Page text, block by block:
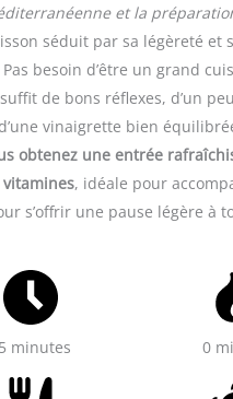
et la
séduit par sa légèreté et
Pas besoin d’être un grand
de bons réflexes, d’un
vinaigrette bien
obtenez une entrée
, idéale pour
s’offrir une pause légère à
minutes 0